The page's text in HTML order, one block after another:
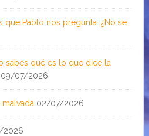
que Pablo nos pregunta: ¿No se
sabes qué es lo que dice la
09/07/2026
02/07/2026
2026